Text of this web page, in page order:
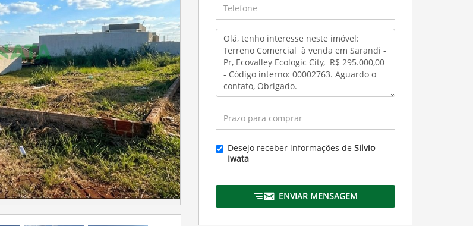
Desejo receber informações de Silvio
Iwata
ENVIAR MENSAGEM